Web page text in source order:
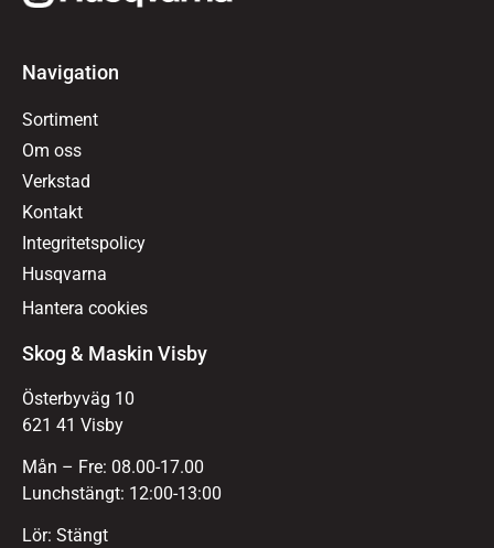
Navigation
Sortiment
Om oss
Verkstad
Kontakt
Integritetspolicy
Husqvarna
Hantera cookies
Skog & Maskin Visby
Österbyväg 10
621 41 Visby
Mån – Fre: 08.00-17.00
Lunchstängt: 12:00-13:00
Lör: Stängt